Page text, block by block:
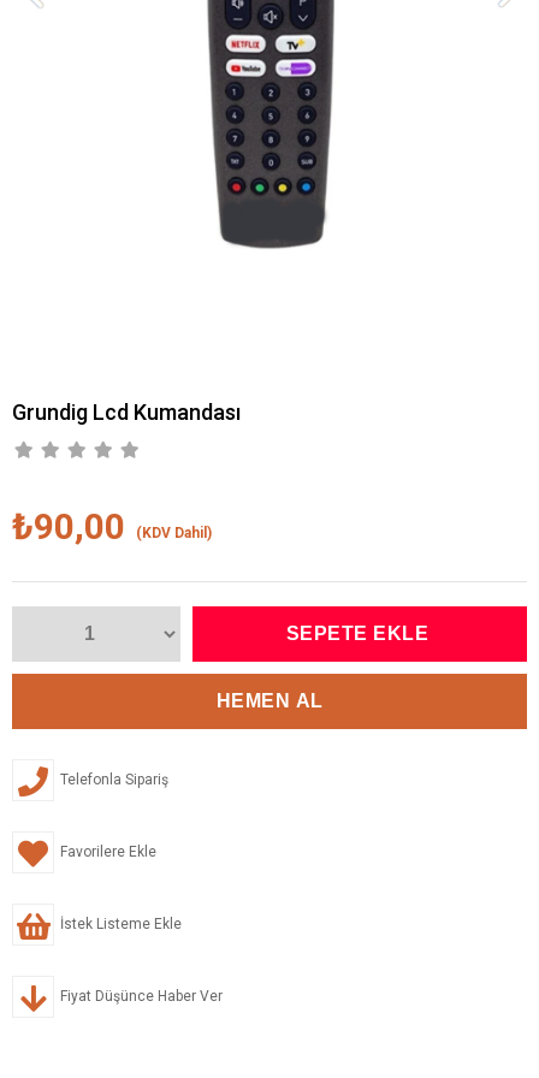
Grundig Lcd Kumandası
₺90,00 (KDV Dahil)
Telefonla Sipariş
Favorilere Ekle
İstek Listeme Ekle
Fiyat Düşünce Haber Ver